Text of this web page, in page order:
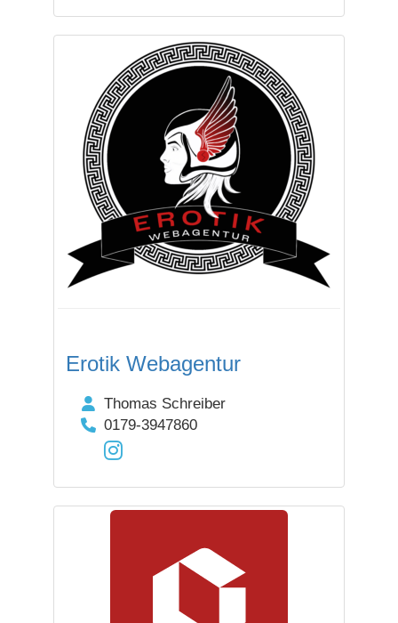
Erotik Webagentur
Thomas Schreiber
0179-3947860